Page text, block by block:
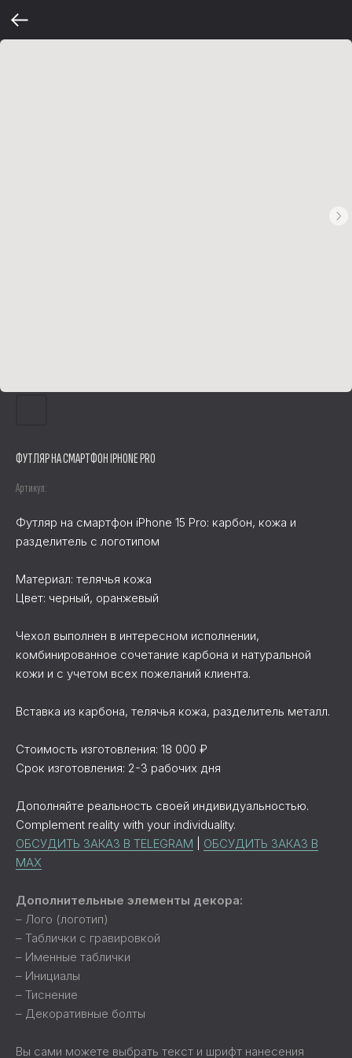
ФУТЛЯР НА СМАРТФОН IPHONE PRO
Артикул:
Футляр на смартфон iPhone 15 Pro: карбон, кожа и
разделитель с логотипом
Материал: телячья кожа
Цвет: черный, оранжевый
Чехол выполнен в интересном исполнении,
комбинированное сочетание карбона и натуральной
кожи и с учетом всех пожеланий клиента.
Вставка из карбона, телячья кожа, разделитель металл.
Стоимость изготовления: 18 000 ₽
Срок изготовления: 2-3 рабочих дня
Дополняйте реальность своей индивидуальностью.
Complement reality with your individuality.
ОБСУДИТЬ ЗАКАЗ В TELEGRAM
ОБСУДИТЬ ЗАКАЗ В
MAX
Дополнительные элементы декора:
– Лого (логотип)
– Таблички с гравировкой
– Именные таблички
– Инициалы
– Тиснение
– Декоративные болты
Вы сами можете выбрать текст и шрифт нанесения